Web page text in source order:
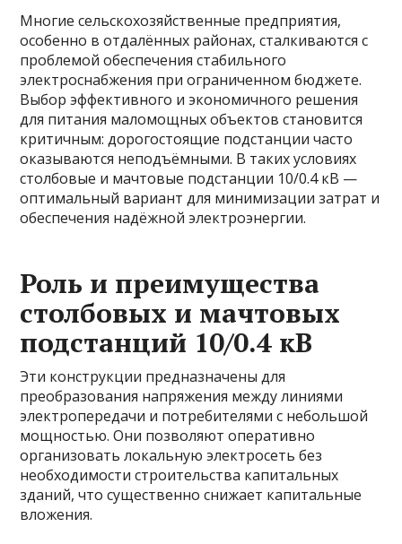
Многие сельскохозяйственные предприятия,
особенно в отдалённых районах, сталкиваются с
проблемой обеспечения стабильного
электроснабжения при ограниченном бюджете.
Выбор эффективного и экономичного решения
для питания маломощных объектов становится
критичным: дорогостоящие подстанции часто
оказываются неподъёмными. В таких условиях
столбовые и мачтовые подстанции 10/0.4 кВ —
оптимальный вариант для минимизации затрат и
обеспечения надёжной электроэнергии.
Роль и преимущества
столбовых и мачтовых
подстанций 10/0.4 кВ
Эти конструкции предназначены для
преобразования напряжения между линиями
электропередачи и потребителями с небольшой
мощностью. Они позволяют оперативно
организовать локальную электросеть без
необходимости строительства капитальных
зданий, что существенно снижает капитальные
вложения.